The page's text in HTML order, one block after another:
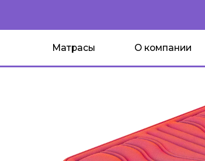
Матрасы О компании